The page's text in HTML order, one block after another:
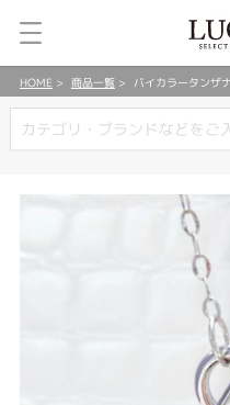
HOME 商品一覧 バイカラータンザ